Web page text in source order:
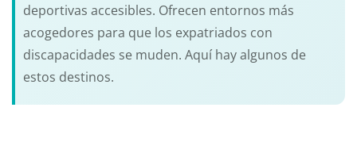
deportivas accesibles. Ofrecen entornos más
acogedores para que los expatriados con
discapacidades se muden. Aquí hay algunos de
estos destinos.